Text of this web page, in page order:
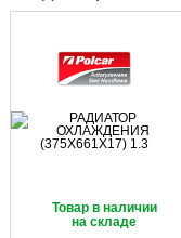
Товар в наличии
на складе